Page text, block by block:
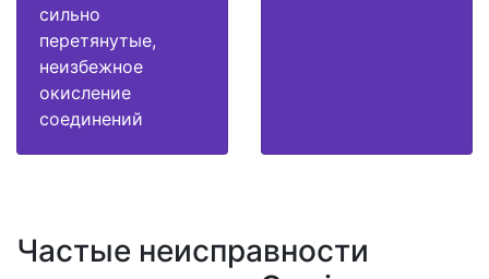
сильно
перетянутые,
неизбежное
окисление
соединений
Частые неисправности